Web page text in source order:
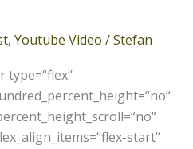
, Youtube Video /Stefan
start“